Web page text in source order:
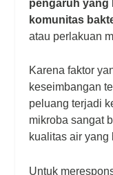
pengaruh yang
komunitas
atau perlakuan
Karena faktor
keseimbangan
peluang terjadi
mikroba sangat
kualitas air
Untuk